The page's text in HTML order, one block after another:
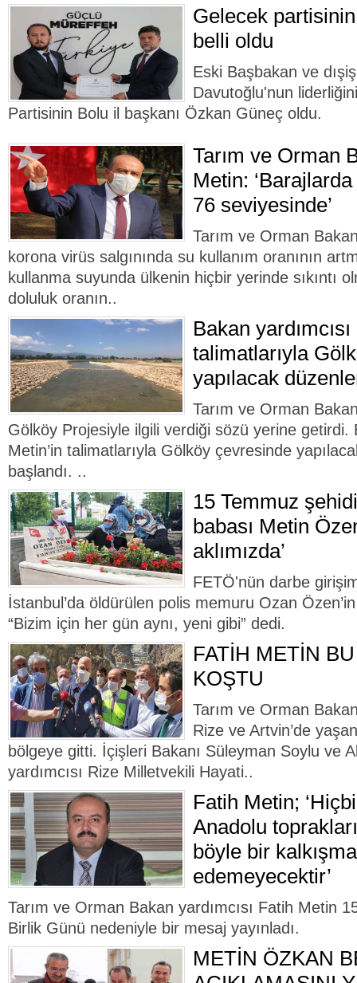
Gelecek
belli oldu
Eski Başbakan ve
Davutoğlu'nun
Partisinin Bolu il başkanı Özkan Güneç oldu.
Tarım ve Orman
Metin:
76 seviyesinde’
Tarım ve Orman
korona virüs salgınında su kullanım oranının
kullanma suyunda ülkenin hiçbir yerinde sıkıntı
doluluk oranın..
Bakan
talimatlarıyla
yapılacak
Tarım ve Orman
Gölköy Projesiyle ilgili verdiği sözü yerine getirdi.
Metin’in talimatlarıyla Gölköy çevresinde
başlandı. ..
15 Temmuz
babası Metin
aklımızda’
FETÖ'nün darbe
İstanbul’da öldürülen polis memuru Ozan
“Bizim için her gün aynı, yeni gibi” dedi.
FATİH METİN
KOŞTU
Tarım ve Orman
Rize ve Artvin’de
bölgeye gitti. İçişleri Bakanı Süleyman Soylu ve
yardımcısı Rize Milletvekili Hayati..
Fatih Metin;
Anadolu
böyle bir
edemeyecektir’
Tarım ve Orman Bakan yardımcısı Fatih Metin
Birlik Günü nedeniyle bir mesaj yayınladı.
METİN ÖZKAN